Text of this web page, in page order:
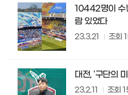
10442명이 수
람 있었다
23.3.21 조회
대전, '구단의
23.2.11 조회